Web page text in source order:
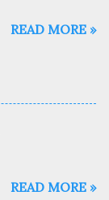
READ MORE »
READ MORE »